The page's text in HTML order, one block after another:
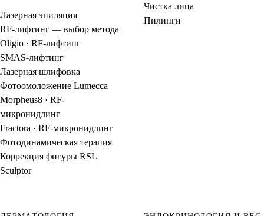
Лазерная эпиляция
RF-лифтинг — выбор метода
Oligio · RF-лифтинг
SMAS-лифтинг
Лазерная шлифовка
Фотоомоложение Lumecca
Morpheus8 · RF-
микронидлинг
Fractora · RF-микронидлинг
Фотодинамическая терапия
Коррекция фигуры RSL
Sculptor
Чистка лица
Пилинги